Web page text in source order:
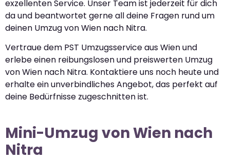
exzellenten Service. Unser Team ist jederzeit für dich
da und beantwortet gerne all deine Fragen rund um
deinen Umzug von Wien nach Nitra.
Vertraue dem PST Umzugsservice aus Wien und
erlebe einen reibungslosen und preiswerten Umzug
von Wien nach Nitra. Kontaktiere uns noch heute und
erhalte ein unverbindliches Angebot, das perfekt auf
deine Bedürfnisse zugeschnitten ist.
Mini-Umzug von Wien nach
Nitra